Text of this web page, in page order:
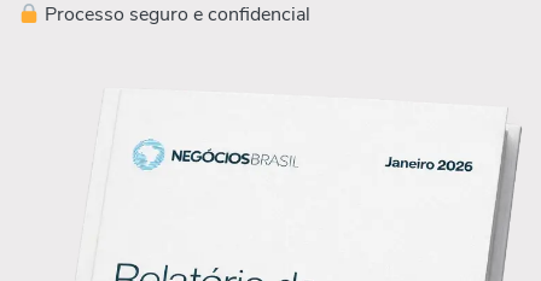
Processo seguro e confidencial